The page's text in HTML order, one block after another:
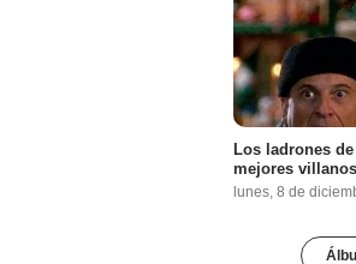
Los ladrones
mejores
lunes, 8 de